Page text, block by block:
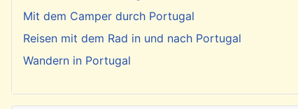
Mit dem Camper durch Portugal
Reisen mit dem Rad in und nach Portugal
Wandern in Portugal